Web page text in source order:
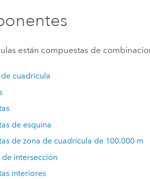
están compuestas de
cuadrícula
de esquina
de zona de cuadrícula de 100.000 m
de intersección
interiores